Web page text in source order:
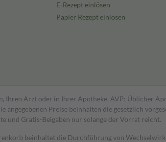
E-Rezept einlösen
Papier Rezept einlösen
Ihren Arzt oder in Ihrer Apotheke. AVP: Üblicher
Preise beinhalten die gesetzlich
und Gratis-Beigaben nur solange der Vorrat reicht.
beinhaltet die Durchführung von